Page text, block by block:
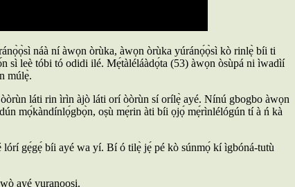
náà ní àwọn òrùka, àwọn òrùka yúránọ́ọ̀sì kò rinlẹ̀ bíi ti
sì leè tóbi tó odidi ilé. Mẹ́tàléláàdọ́ta (53) àwọn òsùpá ni ìwadìí
múlẹ̀.
láti rin ìrìn àjò láti orí òòrùn sí orílẹ̀ ayé. Nínú gbogbo àwọn
mọ́kàndínlọ́gbọ̀n, oṣù mẹ́rin àti bíi ọjọ́ mẹ́rìnlélógún tí à ń kà
gẹ́gẹ́ bíi ayé wa yí. Bí ó tilẹ̀ jẹ́ pé kò súnmọ́ kí ìgbóná-tutù
ayé yuranọọsi.